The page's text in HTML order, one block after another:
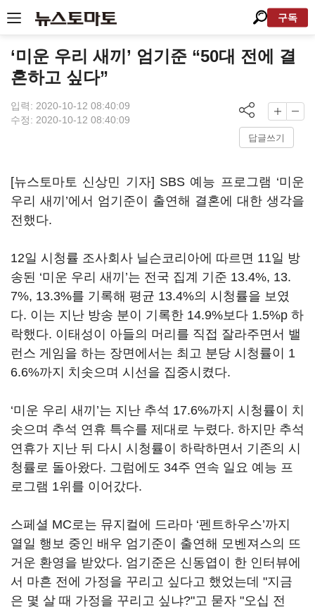
구독
‘미운 우리 새끼’ 엄기준 “50대 전에 결
혼하고 싶다”
입력: 2020-10-12 08:40:09
수정: 2020-10-12 08:40:09
답글쓰기
[뉴스토마토 신상민 기자] SBS 예능 프로그램 ‘미운
우리 새끼 ’에서 엄기준이 출연해 결혼에 대한 생각을
전했다.
12일 시청률 조사회사 닐슨코리아에 따르면 11일 방
송된 ‘미운 우리 새끼 ’는 전국 집계 기준 13.4%, 13.
7%, 13.3%를 기록해 평균 13.4%의 시청률을 보였
다. 이는 지난 방송 분이 기록한 14.9%보다 1.5%p 하
락했다. 이태성이 아들의 머리를 직접 잘라주면서 밸
런스 게임을 하는 장면에서는 최고 분당 시청률이
1
6.6%까지 치솟으며 시선을 집중시켰다.
‘미운 우리 새끼 ’는 지난 추석 17.6%까지 시청률이 치
솟으며 추석 연휴 특수를 제대로 누렸다. 하지만 추석
연휴가 지난 뒤 다시 시청률이 하락하면서 기존의 시
청률로 돌아왔다. 그럼에도 34주 연속 일요 예능 프
로그램 1위를 이어갔다.
스페셜 MC로는 뮤지컬에 드라마 ‘펜트하우스’까지
열일 행보 중인 배우 엄기준이 출연해 모벤져스의 뜨
거운 환영을 받았다. 엄기준은 신동엽이 한 인터뷰에
서 마흔 전에 가정을 꾸리고 싶다고 했었는데 "지금
은 몇 살 때 가정을 꾸리고 싶냐?"고 묻자 "오십 전